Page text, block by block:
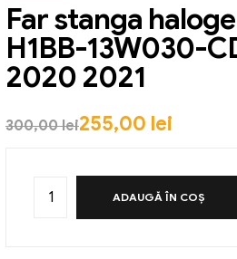
Far stanga
H1BB-13W030-
2020 2021
300,00lei255,00 lei
ADAUGĂ ÎN COȘ